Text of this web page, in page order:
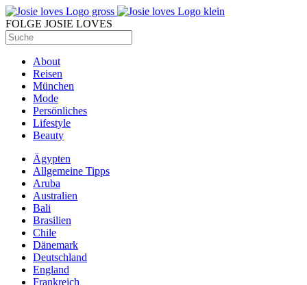
FOLGE JOSIE LOVES
About
Reisen
München
Mode
Persönliches
Lifestyle
Beauty
Ägypten
Allgemeine Tipps
Aruba
Australien
Bali
Brasilien
Chile
Dänemark
Deutschland
England
Frankreich